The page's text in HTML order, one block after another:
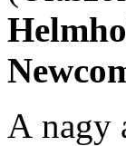
A nagy